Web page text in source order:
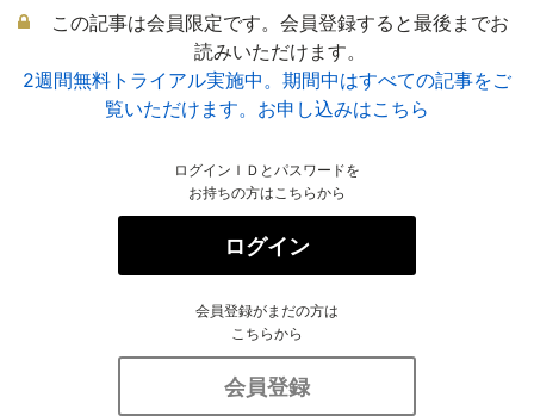
この記事は会員限定です。会員登録すると最後までお
読みいただけます。
2週間無料トライアル実施中。期間中はすべての記事をご
覧いただけます。お申し込みはこちら
ログインＩＤとパスワードを
お持ちの方はこちらから
ログイン
会員登録がまだの方は
こちらから
会員登録